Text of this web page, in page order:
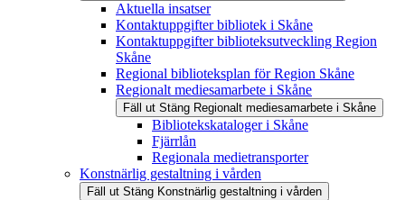
Aktuella insatser
Kontaktuppgifter bibliotek i Skåne
Kontaktuppgifter biblioteksutveckling Region
Skåne
Regional biblioteksplan för Region Skåne
Regionalt mediesamarbete i Skåne
Fäll ut Stäng Regionalt mediesamarbete i Skåne
Bibliotekskataloger i Skåne
Fjärrlån
Regionala medietransporter
Konstnärlig gestaltning i vården
Fäll ut Stäng Konstnärlig gestaltning i vården